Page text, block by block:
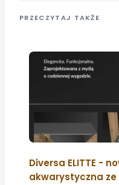
PRZECZYTAJ TAKŻE
Diversa ELITTE -
akwarystyczna